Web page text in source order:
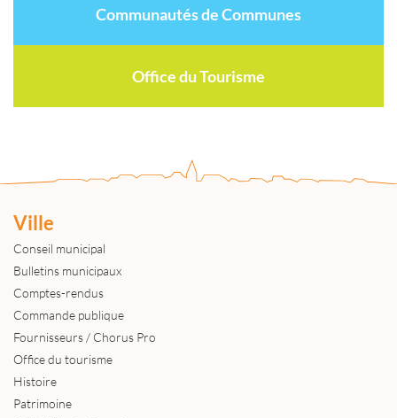
Communautés de Communes
Office du Tourisme
Ville
Conseil municipal
Bulletins municipaux
Comptes-rendus
Commande publique
Fournisseurs / Chorus Pro
Office du tourisme
Histoire
Patrimoine